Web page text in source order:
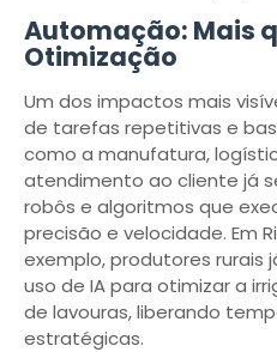
Automação: Mais
Otimização
Um dos impactos mais
de tarefas repetitivas e
como a manufatura,
atendimento ao cliente já
robôs e algoritmos que
precisão e velocidade. Em
exemplo, produtores rurais
uso de IA para otimizar a
de lavouras, liberando
estratégicas.